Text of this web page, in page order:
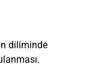
diliminde